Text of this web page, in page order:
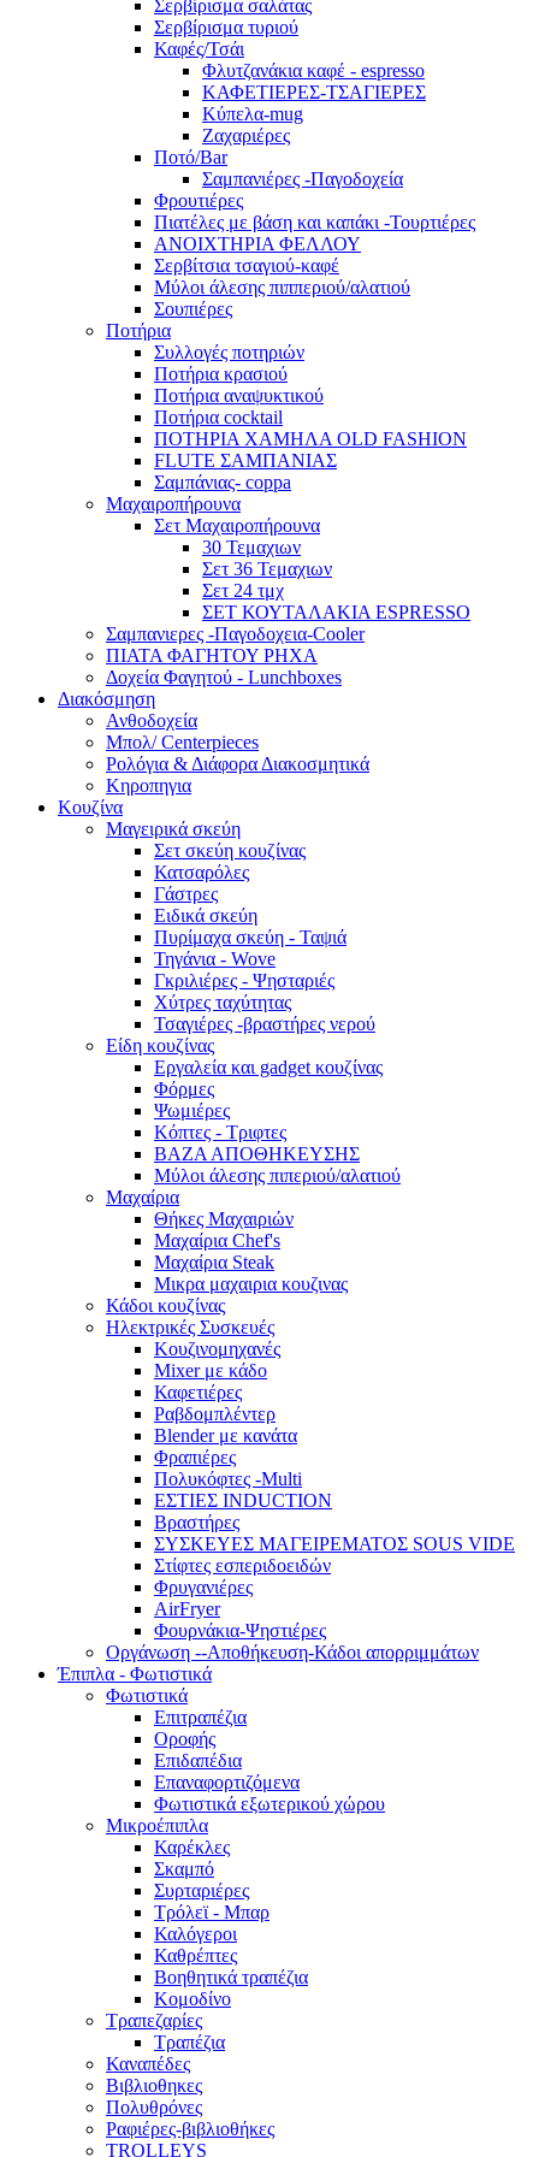
Σερβίρισμα σαλάτας
Σερβίρισμα τυριού
Καφές/Τσάι
Φλυτζανάκια καφέ - espresso
ΚΑΦΕΤΙΕΡΕΣ-ΤΣΑΓΙΕΡΕΣ
Κύπελα-mug
Ζαχαριέρες
Ποτό/Bar
Σαμπανιέρες -Παγοδοχεία
Φρουτιέρες
Πιατέλες με βάση και καπάκι -Τουρτιέρες
ΑΝΟΙΧΤΗΡΙΑ ΦΕΛΛΟΥ
Σερβίτσια τσαγιού-καφέ
Μύλοι άλεσης πιππεριού/αλατιού
Σουπιέρες
Ποτήρια
Συλλογές ποτηριών
Ποτήρια κρασιού
Ποτήρια αναψυκτικού
Ποτήρια cocktail
ΠΟΤΗΡΙΑ ΧΑΜΗΛΑ OLD FASHION
FLUTE ΣΑΜΠΑΝΙΑΣ
Σαμπάνιας- coppa
Μαχαιροπήρουνα
Σετ Μαχαιροπήρουνα
30 Τεμαχιων
Σετ 36 Τεμαχιων
Σετ 24 τμχ
ΣΕΤ ΚΟΥΤΑΛΑΚΙΑ ESPRESSO
Σαμπανιερες -Παγοδοχεια-Cooler
ΠΙΑΤΑ ΦΑΓΗΤΟΥ ΡΗΧΑ
Δοχεία Φαγητού - Lunchboxes
Διακόσμηση
Ανθοδοχεία
Μπολ/ Centerpieces
Ρολόγια & Διάφορα Διακοσμητικά
Κηροπηγια
Κουζίνα
Μαγειρικά σκεύη
Σετ σκεύη κουζίνας
Κατσαρόλες
Γάστρες
Ειδικά σκεύη
Πυρίμαχα σκεύη - Ταψιά
Τηγάνια - Wove
Γκριλιέρες - Ψησταριές
Χύτρες ταχύτητας
Τσαγιέρες -βραστήρες νερού
Είδη κουζίνας
Εργαλεία και gadget κουζίνας
Φόρμες
Ψωμιέρες
Κόπτες - Τριφτες
ΒΑΖΑ ΑΠΟΘΗΚΕΥΣΗΣ
Μύλοι άλεσης πιπεριού/αλατιού
Μαχαίρια
Θήκες Μαχαιριών
Μαχαίρια Chef's
Μαχαίρια Steak
Μικρα μαχαιρια κουζινας
Κάδοι κουζίνας
Ηλεκτρικές Συσκευές
Κουζινομηχανές
Mixer με κάδο
Καφετιέρες
Ραβδομπλέντερ
Blender με κανάτα
Φραπιέρες
Πολυκόφτες -Multi
ΕΣΤΙΕΣ INDUCTION
Βραστήρες
ΣΥΣΚΕΥΕΣ ΜΑΓΕΙΡΕΜΑΤΟΣ SOUS VIDE
Στίφτες εσπεριδοειδών
Φρυγανιέρες
AirFryer
Φουρνάκια-Ψηστιέρες
Οργάνωση --Αποθήκευση-Κάδοι απορριμμάτων
Έπιπλα - Φωτιστικά
Φωτιστικά
Επιτραπέζια
Οροφής
Επιδαπέδια
Επαναφορτιζόμενα
Φωτιστικά εξωτερικού χώρου
Μικροέπιπλα
Καρέκλες
Σκαμπό
Συρταριέρες
Τρόλεϊ - Μπαρ
Καλόγεροι
Καθρέπτες
Βοηθητικά τραπέζια
Κομοδίνο
Τραπεζαρίες
Τραπέζια
Καναπέδες
Βιβλιοθηκες
Πολυθρόνες
Ραφιέρες-βιβλιοθήκες
TROLLEYS